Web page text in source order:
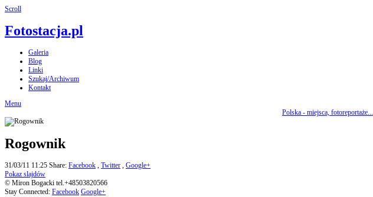
Scroll
Fotostacja.pl
Galeria
Blog
Linki
Szukaj/Archiwum
Kontakt
Menu
Polska - miejsca, fotoreportaże...
Rogownik
31/03/11 11:25 Share: Facebook , Twitter , Google+
Pokaz slajdów
© Miron Bogacki tel.+48503820566
Stay Connected: Facebook Google+